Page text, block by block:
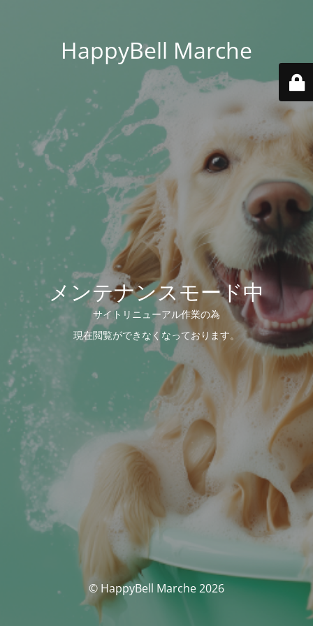
HappyBell Marche
メンテナンスモード中
サイトリニューアル作業の為
現在閲覧ができなくなっております。
© HappyBell Marche 2026